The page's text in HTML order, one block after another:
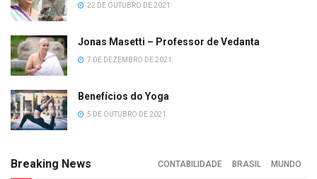
22 DE OUTUBRO DE 2021
Jonas Masetti – Professor de Vedanta
7 DE DEZEMBRO DE 2021
Benefícios do Yoga
5 DE OUTUBRO DE 2021
Breaking News CONTABILIDADE BRASIL MUNDO